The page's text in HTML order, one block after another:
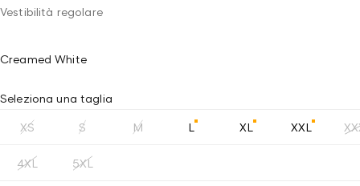
Vestibilità regolare
Creamed White
Seleziona una taglia
XS S M L XL XXL
4XL 5XL